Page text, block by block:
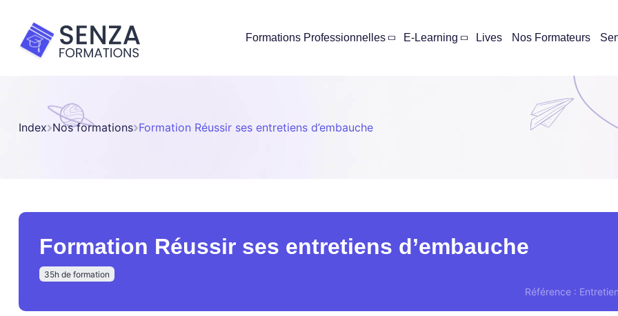
Formations Professionnelles E-Learning Lives Nos Formateurs
Index Nos formations Formation Réussir ses entretiens d’embauche
Formation Réussir ses entretiens d’embauche
35h de formation
Référence :